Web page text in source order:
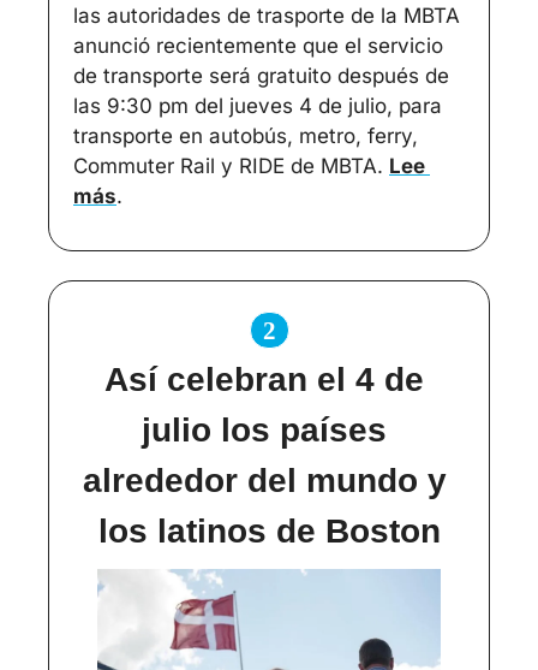
las autoridades de trasporte de la MBTA
anunció recientemente que el servicio
de transporte será gratuito después de
las 9:30 pm del jueves 4 de julio, para
transporte en autobús, metro, ferry,
Commuter Rail y RIDE de MBTA. Lee
más.
2
Así celebran el 4 de
julio los países
alrededor del mundo y
los latinos de Boston